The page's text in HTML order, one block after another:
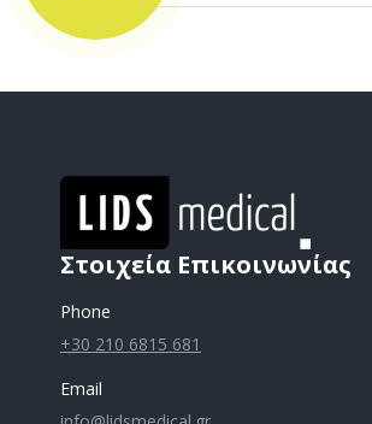
Στοιχεία Επικοινωνίας
Phone
+30 210 6815 681
Email